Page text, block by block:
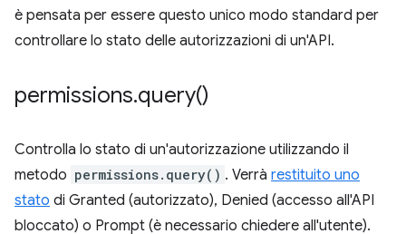
è pensata per essere questo unico modo standard per
controllare lo stato delle autorizzazioni di un'API.
permissions.query()
Controlla lo stato di un'autorizzazione utilizzando il
metodo permissions.query() . Verrà restituito uno
stato di Granted (autorizzato), Denied (accesso all'API
bloccato) o Prompt (è necessario chiedere all'utente).